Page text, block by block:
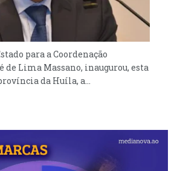
para a Coordenação
de Lima Massano, inaugurou, esta
da Huíla, a...